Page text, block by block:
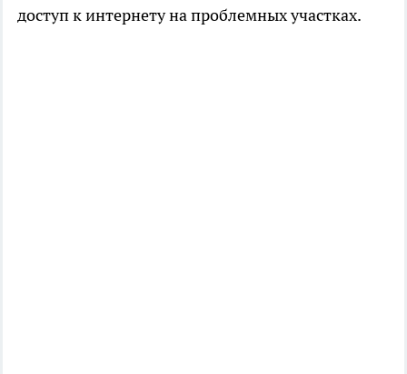
доступ к интернету на проблемных участках.